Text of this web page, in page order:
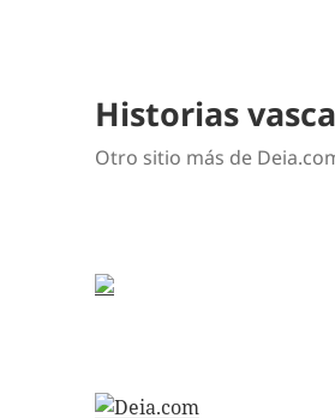
Historias
Otro sitio más de